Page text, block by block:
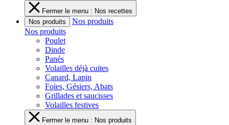
Fermer le menu : Nos recettes
Nos produits
Nos produits
Nos produits
Poulet
Dinde
Panés
Volailles déjà cuites
Canard, Lapin
Foies, Gésiers, Abats
Grillades et saucisses
Volailles festives
Fermer le menu : Nos produits